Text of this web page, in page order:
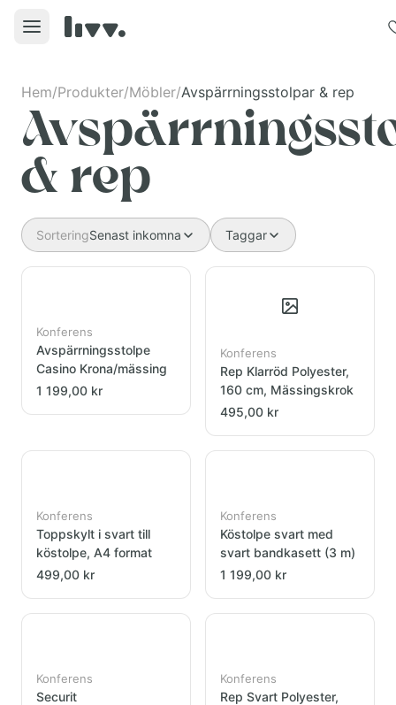
Hem/Produkter/Möbler/Avspärrningsstolpar & rep
& rep
SorteringSenast inkomna Taggar
Konferens
Avspärrningsstolpe
Casino Krona/mässing
1 199,00 kr
Konferens
Rep Klarröd Polyester,
160 cm, Mässingskrok
495,00 kr
Konferens
Toppskylt i svart till
köstolpe, A4 format
499,00 kr
Konferens
Köstolpe svart med
svart bandkasett (3 m)
1 199,00 kr
Konferens
Securit
Konferens
Rep Svart Polyester,